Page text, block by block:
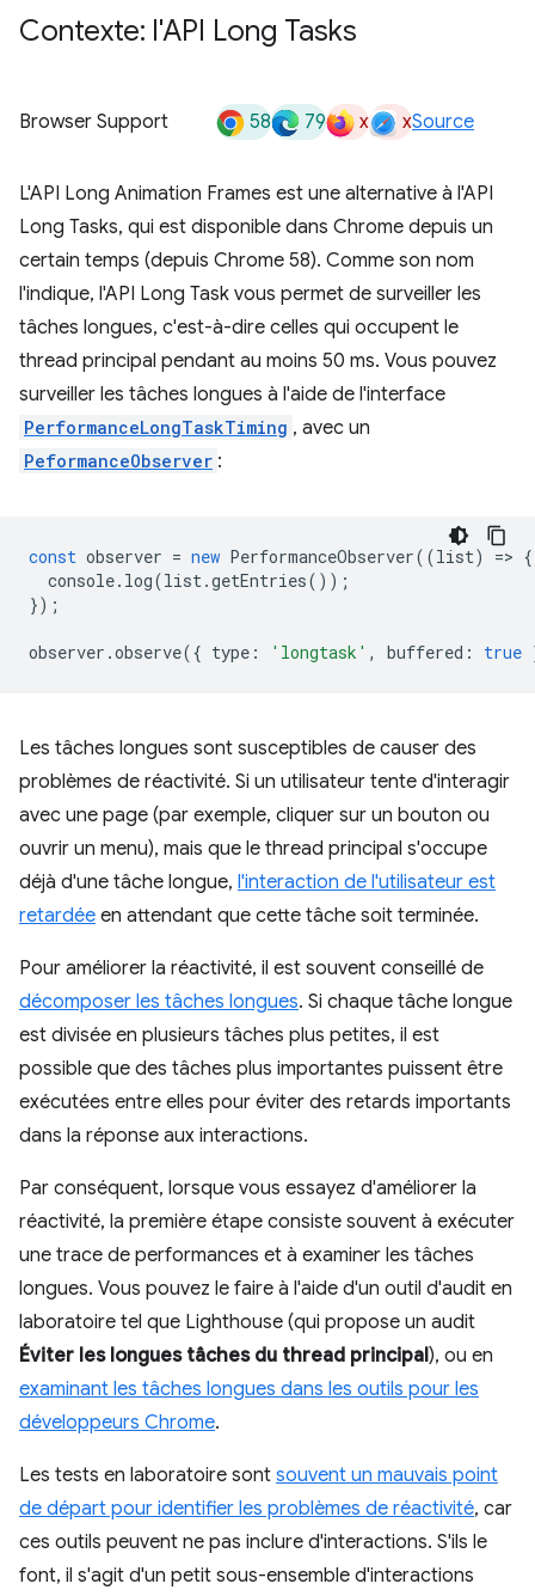
Contexte: l'API Long Tasks
Browser Support 58 79 x xSource
L'API Long Animation Frames est une alternative à l'API
Long Tasks, qui est disponible dans Chrome depuis un
certain temps (depuis Chrome 58). Comme son nom
l'indique, l'API Long Task vous permet de surveiller les
tâches longues, c'est-à-dire celles qui occupent le
thread principal pendant au moins 50 ms. Vous pouvez
surveiller les tâches longues à l'aide de l'interface
PerformanceLongTaskTiming , avec un
PeformanceObserver :
const observer = new PerformanceObserver((list) => {
console. log(list.getEntries());
});
observer .observe({ type : 'longtask' , buffered : true
Les tâches longues sont susceptibles de causer des
problèmes de réactivité. Si un utilisateur tente d'interagir
avec une page (par exemple, cliquer sur un bouton ou
ouvrir un menu), mais que le thread principal s'occupe
déjà d'une tâche longue, l'interaction de l'utilisateur est
retardée en attendant que cette tâche soit terminée.
Pour améliorer la réactivité, il est souvent conseillé de
décomposer les tâches longues. Si chaque tâche longue
est divisée en plusieurs tâches plus petites, il est
possible que des tâches plus importantes puissent être
exécutées entre elles pour éviter des retards importants
dans la réponse aux interactions.
Par conséquent, lorsque vous essayez d'améliorer la
réactivité, la première étape consiste souvent à exécuter
une trace de performances et à examiner les tâches
longues. Vous pouvez le faire à l'aide d'un outil d'audit en
laboratoire tel que Lighthouse (qui propose un audit
Éviter les longues tâches du thread principal), ou en
examinant les tâches longues dans les outils pour les
développeurs Chrome.
Les tests en laboratoire sont souvent un mauvais point
de départ pour identifier les problèmes de réactivité, car
ces outils peuvent ne pas inclure d'interactions. S'ils le
font, il s'agit d'un petit sous-ensemble d'interactions